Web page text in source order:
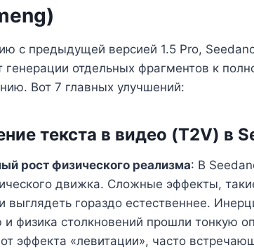
с предыдущей версией 1.5 Pro,
генерации отдельных фрагментов к
Вот 7 главных улучшений:
текста в видео (T2V) в
рост физического реализма: В
движка. Сложные эффекты,
выглядеть гораздо естественнее.
и физика столкновений прошли тонкую
от эффекта «левитации», часто